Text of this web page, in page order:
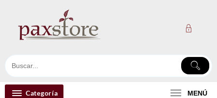
contenido
Categoría MENÚ